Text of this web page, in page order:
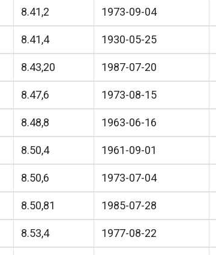
8.41,2 1973-09-04
8.41,4 1930-05-25
8.43,20 1987-07-20
8.47,6 1973-08-15
8.48,8 1963-06-16
8.50,4 1961-09-01
8.50,6 1973-07-04
8.50,81 1985-07-28
8.53,4 1977-08-22